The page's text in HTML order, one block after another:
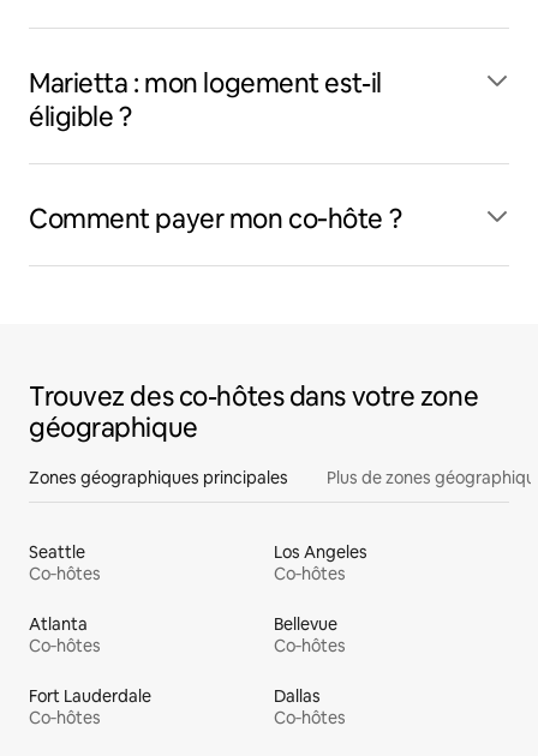
Marietta : mon logement est-il
éligible ?
Comment payer mon co‑hôte ?
Trouvez des co-hôtes dans votre zone
géographique
Zones géographiques principales Plus de zones
Seattle
Co‑hôtes
Los Angeles
Co‑hôtes
Atlanta
Co‑hôtes
Bellevue
Co‑hôtes
Fort Lauderdale
Co‑hôtes
Dallas
Co‑hôtes